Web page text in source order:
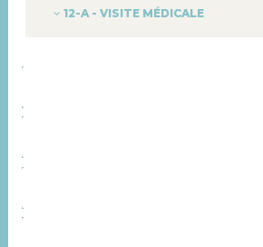
12-A - VISITE MÉDICALE